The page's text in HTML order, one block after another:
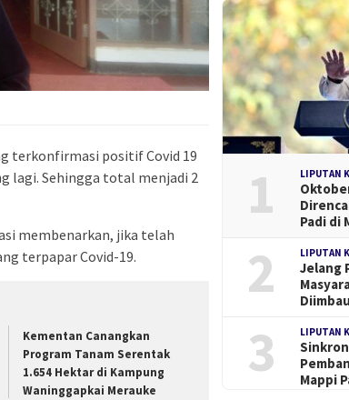
terkonfirmasi positif Covid 19
lagi. Sehingga total menjadi 2
membenarkan, jika telah
terpapar Covid-19.
Kementan Canangkan
Program Tanam Serentak
1.654 Hektar di Kampung
Waninggapkai Merauke
1 LIPUTAN
Padi di
2 LIPUTAN
Jelang
3 LIPUTAN
Mappi